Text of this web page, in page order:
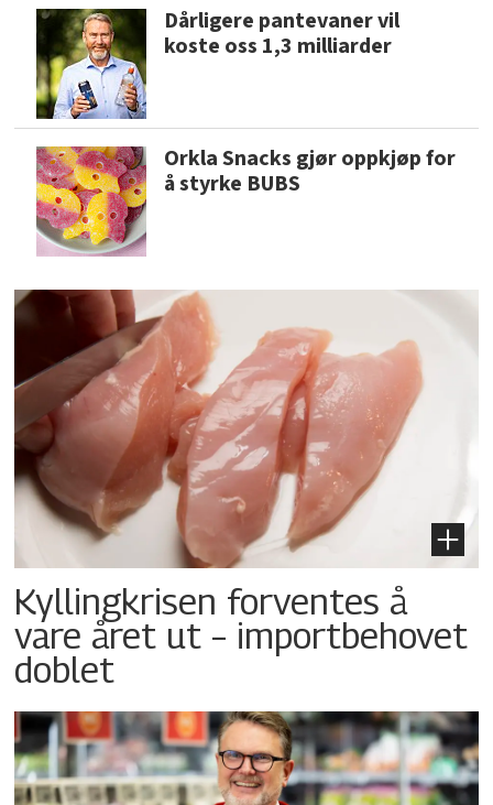
Dårligere pantevaner vil
koste oss 1,3 milliarder
Orkla Snacks gjør oppkjøp for
å styrke BUBS
Kyllingkrisen forventes å
vare året ut – importbehovet
doblet